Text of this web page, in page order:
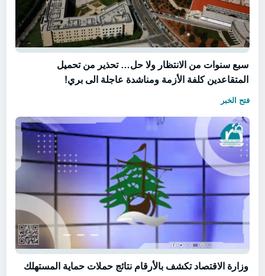
سبع سنوات من الانتظار ولا حل… تحذير من تحميل
المتقاعدين كلفة الأزمة ومناشدة عاجلة الى بري!
فتح الخبر
وزارة الاقتصاد تكشف بالأرقام نتائج حملات حماية المستهلك